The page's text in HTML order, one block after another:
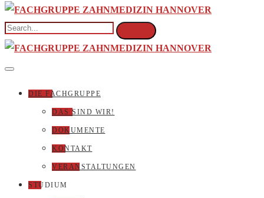
DIE FACHGRUPPE
DAS SIND WIR!
DOKUMENTE
KONTAKT
VERANSTALTUNGEN
STUDIUM